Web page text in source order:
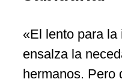
«El lento para
ensalza la
hermanos. Pero